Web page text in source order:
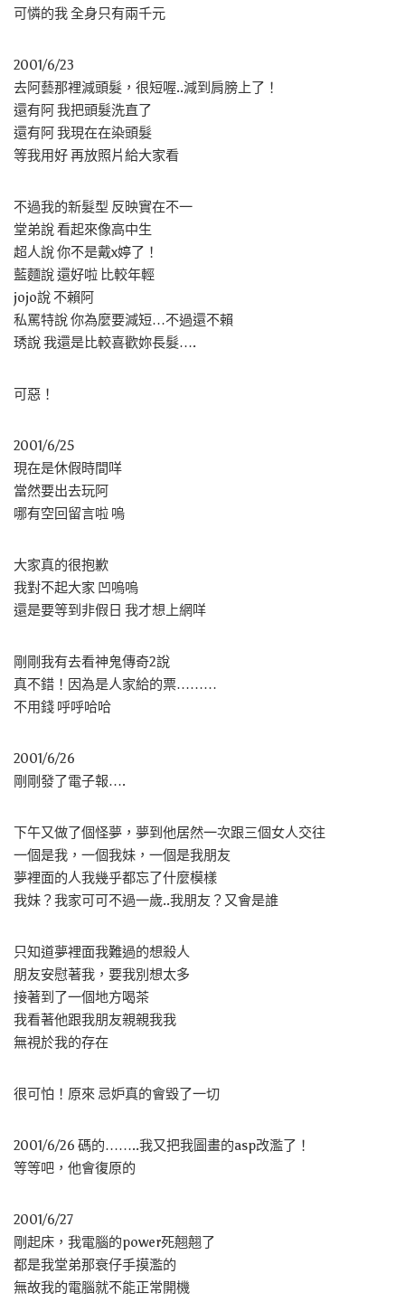
可憐的我 全身只有兩千元
2001/6/23
去阿藝那裡減頭髮，很短喔..減到肩膀上了！
還有阿 我把頭髮洗直了
還有阿 我現在在染頭髮
等我用好 再放照片給大家看
不過我的新髮型 反映實在不一
堂弟說 看起來像高中生
超人說 你不是戴x婷了！
藍麵說 還好啦 比較年輕
jojo說 不賴阿
私罵特說 你為麼要減短…不過還不賴
琇說 我還是比較喜歡妳長髮….
可惡！
2001/6/25
現在是休假時間咩
當然要出去玩阿
哪有空回留言啦 嗚
大家真的很抱歉
我對不起大家 凹嗚嗚
還是要等到非假日 我才想上網咩
剛剛我有去看神鬼傳奇2說
真不錯！因為是人家給的票………
不用錢 呼呼哈哈
2001/6/26
剛剛發了電子報….
下午又做了個怪夢，夢到他居然一次跟三個女人交往
一個是我，一個我妹，一個是我朋友
夢裡面的人我幾乎都忘了什麼模樣
我妹？我家可可不過一歲..我朋友？又會是誰
只知道夢裡面我難過的想殺人
朋友安慰著我，要我別想太多
接著到了一個地方喝茶
我看著他跟我朋友親親我我
無視於我的存在
很可怕！原來 忌妒真的會毀了一切
2001/6/26 碼的……..我又把我圖畫的asp改濫了！
等等吧，他會復原的
2001/6/27
剛起床，我電腦的power死翹翹了
都是我堂弟那衰仔手摸濫的
無故我的電腦就不能正常開機